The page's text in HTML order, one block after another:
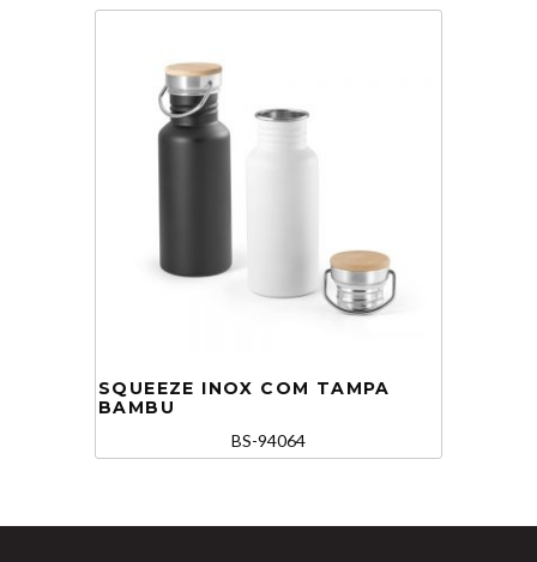
SQUEEZE INOX COM TAMPA
BAMBU
BS-94064